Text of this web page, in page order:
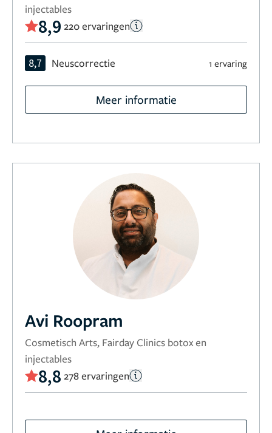
injectables
8,9 220 ervaringen
8,7 Neuscorrectie 1 ervaring
Meer informatie
Avi Roopram
Cosmetisch Arts, Fairday Clinics botox en
injectables
8,8 278 ervaringen